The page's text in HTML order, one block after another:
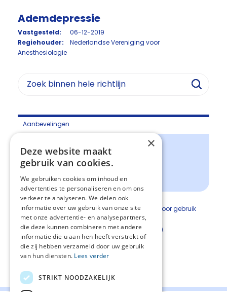
Ademdepressie
Vastgesteld:
06-12-2019
Regiehouder:
Nederlandse Vereniging voor
Anesthesiologie
Aanbevelingen
Conclusies
Overwegingen
Bij patiënten met kanker met ademdepressie door gebruik
van opioïden:
Geef naloxon i.v. bij een ademdepressie (1D).
Deel deze pagina:
×
Deze website maakt
gebruik van cookies.
We gebruiken cookies om inhoud en
advertenties te personaliseren en om ons
verkeer te analyseren. We delen ook
informatie over uw gebruik van onze site
met onze advertentie- en analysepartners,
die deze kunnen combineren met andere
informatie die u aan hen heeft verstrekt of
die zij hebben verzameld door uw gebruik
van hun diensten. Lees verder
STRIKT NOODZAKELIJK